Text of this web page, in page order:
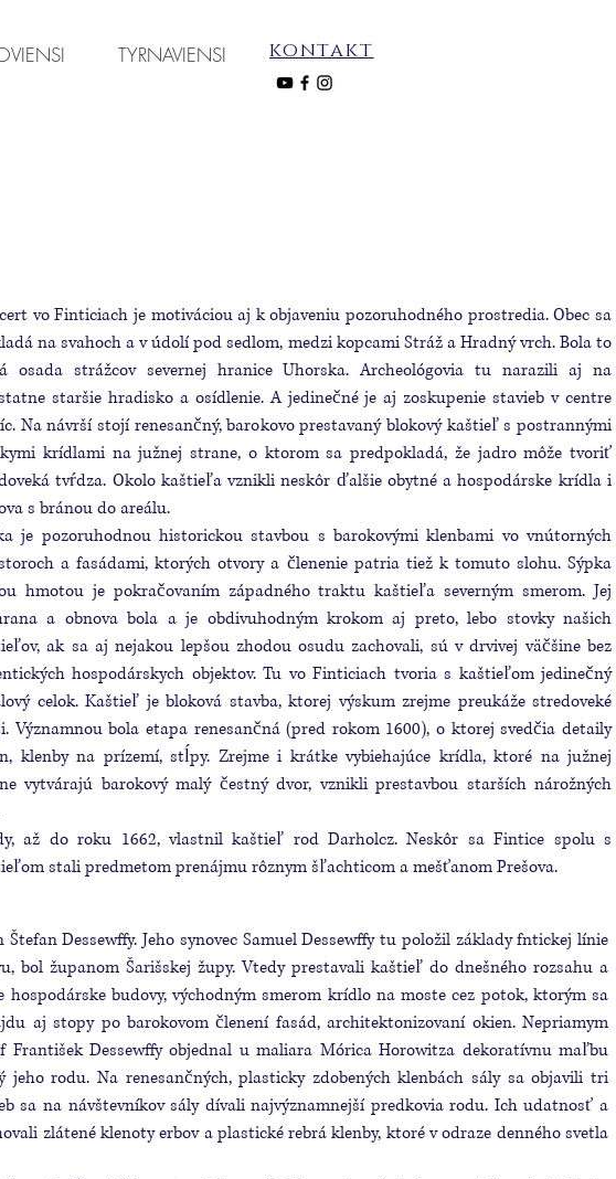
TYRNAVIENSI kontakt
vo Finticiach je motiváciou aj k objaveniu pozoruhodného prostredia. Obec sa
na svahoch a v údolí pod sedlom, medzi kopcami Stráž a Hradný vrch. Bola to
osada strážcov severnej hranice Uhorska. Archeológovia tu narazili aj na
staršie hradisko a osídlenie. A jedinečné je aj zoskupenie stavieb v centre
Na návrší stojí renesančný, barokovo prestavaný blokový kaštieľ s postrannými
krídlami na južnej strane, o ktorom sa predpokladá, že jadro môže tvoriť
tvŕdza. Okolo kaštieľa vznikli neskôr ďalšie obytné a hospodárske krídla i
s bránou do areálu.
je pozoruhodnou historickou stavbou s barokovými klenbami vo vnútorných
a fasádami, ktorých otvory a členenie patria tiež k tomuto slohu. Sýpka
hmotou je pokračovaním západného traktu kaštieľa severným smerom. Jej
a obnova bola a je obdivuhodným krokom aj preto, lebo stovky našich
ak sa aj nejakou lepšou zhodou osudu zachovali, sú v drvivej väčšine bez
hospodárskych objektov. Tu vo Finticiach tvoria s kaštieľom jedinečný
celok. Kaštieľ je bloková stavba, ktorej výskum zrejme preukáže stredoveké
Významnou bola etapa renesančná (pred rokom 1600), o ktorej svedčia detaily
klenby na prízemí, stĺpy. Zrejme i krátke vybiehajúce krídla, ktoré na južnej
vytvárajú barokový malý čestný dvor, vznikli prestavbou starších nárožných
až do roku 1662, vlastnil kaštieľ rod Darholcz. Neskôr sa Fintice spolu s
stali predmetom prenájmu rôznym šľachticom a mešťanom Prešova.
Dessewﬀy. Jeho synovec Samuel Dessewﬀy tu položil základy fntickej línie
bol županom Šarišskej župy. Vtedy prestavali kaštieľ do dnešného rozsahu a
budovy, východným smerom krídlo na moste cez potok, ktorým sa
aj stopy po barokovom členení fasád, architektonizovaní okien. Nepriamym
František Dessewﬀy objednal u maliara Mórica Horowitza dekoratívnu maľbu
rodu. Na renesančných, plasticky zdobených klenbách sály sa objavili tri
sa na návštevníkov sály dívali najvýznamnejší predkovia rodu. Ich udatnosť a
zlátené klenoty erbov a plastické rebrá klenby, ktoré v odraze denného svetla